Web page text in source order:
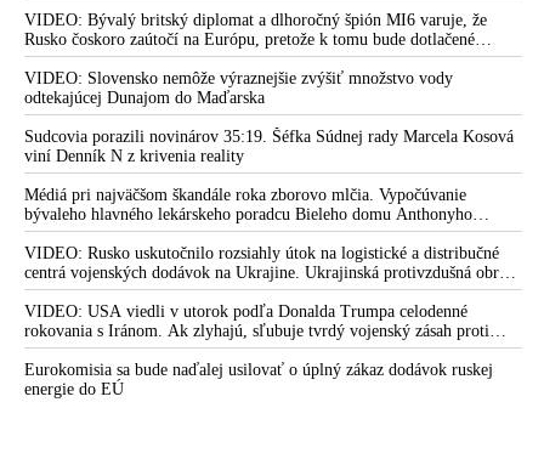
tešili predčasne
VIDEO: Generálnemu prokurátorovi Žilinkovi bol podaný
podnet proti politickej mimovládke „Mier Ukrajine“ kvôli
podozreniu z trestných činov vlastizrady a úkladov proti
Slovenskej republike v spojení s cudzou mocou za
organizovanie Majdanu s podvratnou skupinou zahraničných
inštruktorov
VIDEO: SIS neporušila zákon a koná v zmysle ochrany štátu,
vyhlásil podpredseda osobitného parlamentného výboru na
kontrolu tajnej služby Peter Šuca. Šéf SIS Pavol Gašpar po
zasadnutí kontrolného orgánu vyhlásil, že jediný, kto chce
Slovenskú informačnú službu zneužiť na politické účely, je
opozícia
VIDEO: „Úplne nezávislé mimovládky organizujú protesty, na
ktorých sa vraj zúčastnilo 60-tisíc ľudí, aj keď maximálna
VIDEO: Bývalý britský diplomat a dlhoročný špión MI6 varuje, že
Rusko čoskoro zaútočí na Európu, pretože k tomu bude dotlačené
rovnako, ako bolo dotlačené k invázii na Ukrajinu v roku 2022.
Zelenskyj medzitým v Kyjeve naliehal na zhromaždených diplomatov,
aby vo svete zháňali energie pre Ukrajinu na zimu. Putin vraj bude
mobilizovať a vojna sa do zimy pravdepodobne neskončí
VIDEO: Slovensko nemôže výraznejšie zvýšiť množstvo vody
odtekajúcej Dunajom do Maďarska
Sudcovia porazili novinárov 35:19. Šéfka Súdnej rady Marcela Kosová
viní Denník N z krivenia reality
Médiá pri najväčšom škandále roka zborovo mlčia. Vypočúvanie
bývaleho hlavného lekárskeho poradcu Bieleho domu Anthonyho
Fauciho pred výborom amerického Senátu väčšina médií ignorovala
VIDEO: Rusko uskutočnilo rozsiahly útok na logistické a distribučné
centrá vojenských dodávok na Ukrajine. Ukrajinská protivzdušná obrana
nedokázala počas ničivého nočného útoku na Kyjev a jeho okolie
zachytiť ani jednu ruskú raketu
VIDEO: USA viedli v utorok podľa Donalda Trumpa celodenné
rokovania s Iránom. Ak zlyhajú, sľubuje tvrdý vojenský zásah proti
Teheránu
Eurokomisia sa bude naďalej usilovať o úplný zákaz dodávok ruskej
energie do EÚ